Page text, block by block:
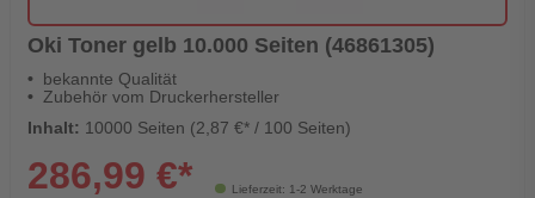
Oki Toner gelb 10.000 Seiten (46861305)
bekannte Qualität
Zubehör vom Druckerhersteller
Inhalt: 10000 Seiten (2,87 €* / 100 Seiten)
Lieferzeit: 1-2 Werktage
286,99 €*